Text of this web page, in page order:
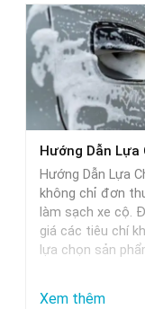
Hướng Dẫn Lựa
Hướng Dẫn Lựa
không chỉ đơn
làm sạch xe cộ.
giá các tiêu chí
lựa chọn sản
Xem thêm: